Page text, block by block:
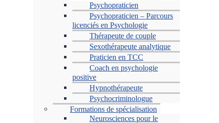
Psychopraticien
Psychopraticien – Parcours
licenciés en Psychologie
Thérapeute de couple
Sexothérapeute analytique
Praticien en TCC
Coach en psychologie
positive
Hypnothérapeute
Psychocriminologue
Formations de spécialisation
Neurosciences pour le